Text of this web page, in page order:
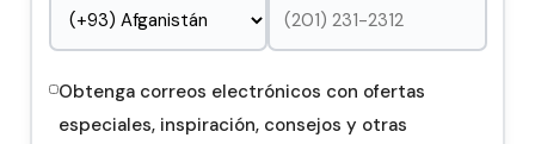
Obtenga correos electrónicos con ofertas
especiales, inspiración, consejos y otras